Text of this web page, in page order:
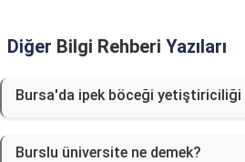
Diğer Bilgi Rehberi Yazıları
Bursa'da ipek böceği yetiştiriciliği
Burslu üniversite ne demek?